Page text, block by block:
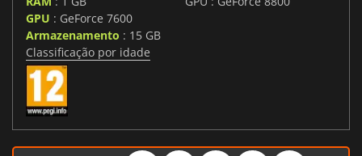
GPU : GeForce 7600
Armazenamento : 15 GB
Classificação por idade